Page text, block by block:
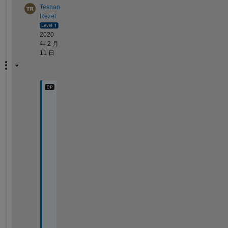
Teshan
Rezel
2020
年 2 月
11 日